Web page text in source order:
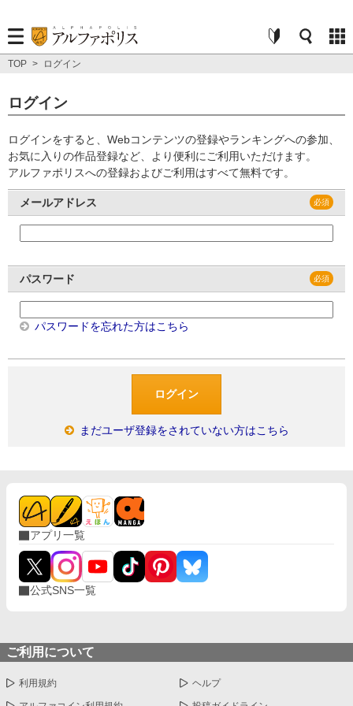
TOP > ログイン
ログイン
ログインをすると、Webコンテンツの登録やランキングへの参加、
お気に入りの作品登録など、より便利にご利用いただけます。
アルファポリスへの登録およびご利用はすべて無料です。
メールアドレス
パスワード
パスワードを忘れた方はこちら
まだユーザ登録をされていない方はこちら
アプリ一覧
公式SNS一覧
ご利用について
利用規約 ヘルプ